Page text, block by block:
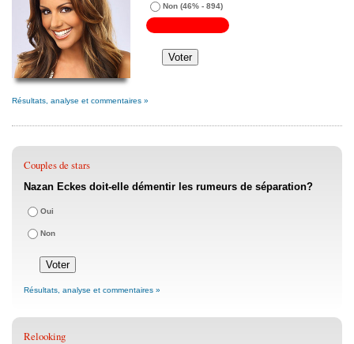
Non (46% - 894)
Résultats, analyse et commentaires »
Couples de stars
Nazan Eckes doit-elle démentir les rumeurs de séparation?
Oui
Non
Résultats, analyse et commentaires »
Relooking